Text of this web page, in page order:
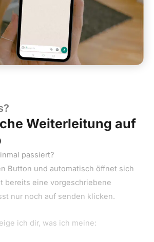
Weiterleitung auf
passiert?
Button und automatisch öffnet sich
bereits eine vorgeschriebene
nur noch auf senden klicken.
ich dir, was ich meine: